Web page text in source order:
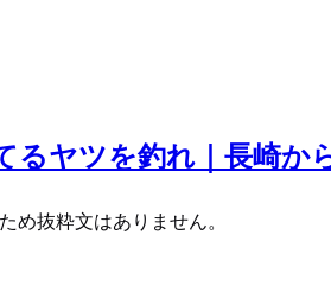
るヤツを釣れ｜長崎か
め抜粋文はありません。